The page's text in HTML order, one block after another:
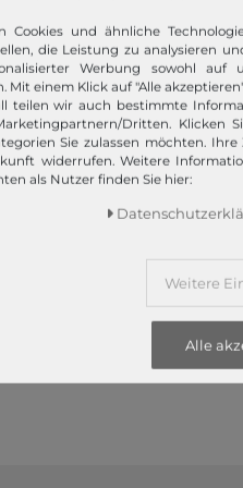
bietet Ihnen die
nur das Beste!
Campomaggi oder
Schneller
Wir versenden Ihre
Mehr
Cookies und ähnliche
die Leistung zu analysieren
Werbung sowohl
Mit einem Klick auf "Alle
teilen wir auch bestimmte
Dritten. Klicken
Sie zulassen möchten.
widerrufen. Weitere
als Nutzer finden Sie hier:
Weitere
Alle